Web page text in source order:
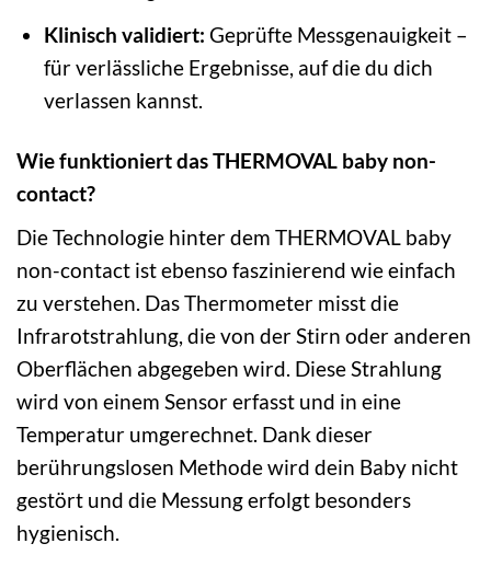
Klinisch validiert: Geprüfte Messgenauigkeit –
für verlässliche Ergebnisse, auf die du dich
verlassen kannst.
Wie funktioniert das THERMOVAL baby non-
contact?
Die Technologie hinter dem THERMOVAL baby
non-contact ist ebenso faszinierend wie einfach
zu verstehen. Das Thermometer misst die
Infrarotstrahlung, die von der Stirn oder anderen
Oberflächen abgegeben wird. Diese Strahlung
wird von einem Sensor erfasst und in eine
Temperatur umgerechnet. Dank dieser
berührungslosen Methode wird dein Baby nicht
gestört und die Messung erfolgt besonders
hygienisch.